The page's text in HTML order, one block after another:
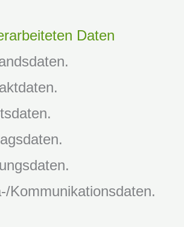
Daten
Kommunikationsdaten.